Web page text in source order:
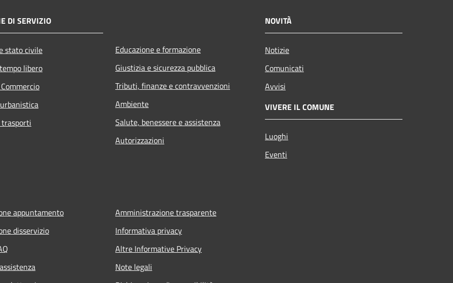
DI SERVIZIO
stato civile
libero
Educazione e formazione
Giustizia e sicurezza pubblica
Tributi, finanze e contravvenzioni
Ambiente
Salute, benessere e assistenza
Autorizzazioni
NOVITÀ
Notizie
Comunicati
Avvisi
VIVERE IL COMUNE
Luoghi
Eventi
appuntamento
disservizio
Amministrazione trasparente
Informativa privacy
Altre Informative Privacy
Note legali